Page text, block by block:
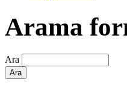
Arama
Ara